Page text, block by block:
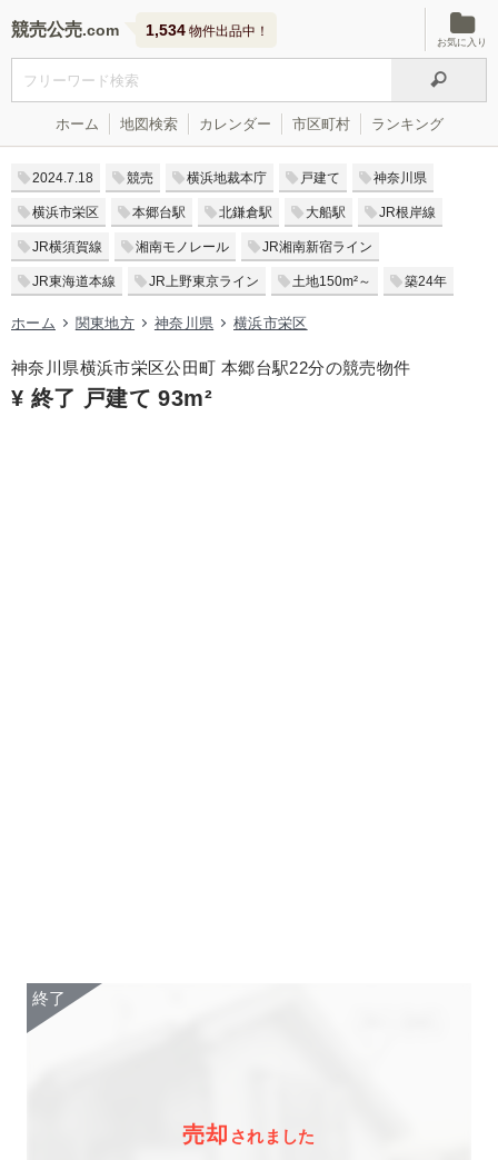
競売公売 1,534 物件出品中！
お気に入り
ホーム 地図検索 カレンダー 市区町村 ランキング
2024.7.18 競売 横浜地裁本庁 戸建て 神奈川県
横浜市栄区 本郷台駅 北鎌倉駅 大船駅 JR根岸線
JR横須賀線 湘南モノレール JR湘南新宿ライン
JR東海道本線 JR上野東京ライン 土地150m²～ 築24年
ホーム 関東地方 神奈川県 横浜市栄区
神奈川県横浜市栄区公田町 本郷台駅22分の競売物件
¥ 終了 戸建て 93m²
売却 されました